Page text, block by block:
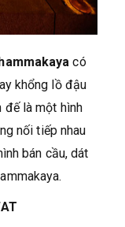
có
khổng lồ đậu
đế là một hình
nối tiếp nhau
bán cầu, dát